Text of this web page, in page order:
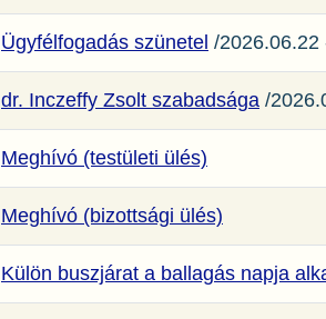
Ügyfélfogadás szünetel /2026.06.22
dr. Inczeffy Zsolt szabadsága /
Meghívó (testületi ülés)
Meghívó (bizottsági ülés)
Külön buszjárat a ballagás napja